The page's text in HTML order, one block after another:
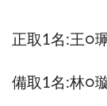
正取1名:王○
備取1名:林○